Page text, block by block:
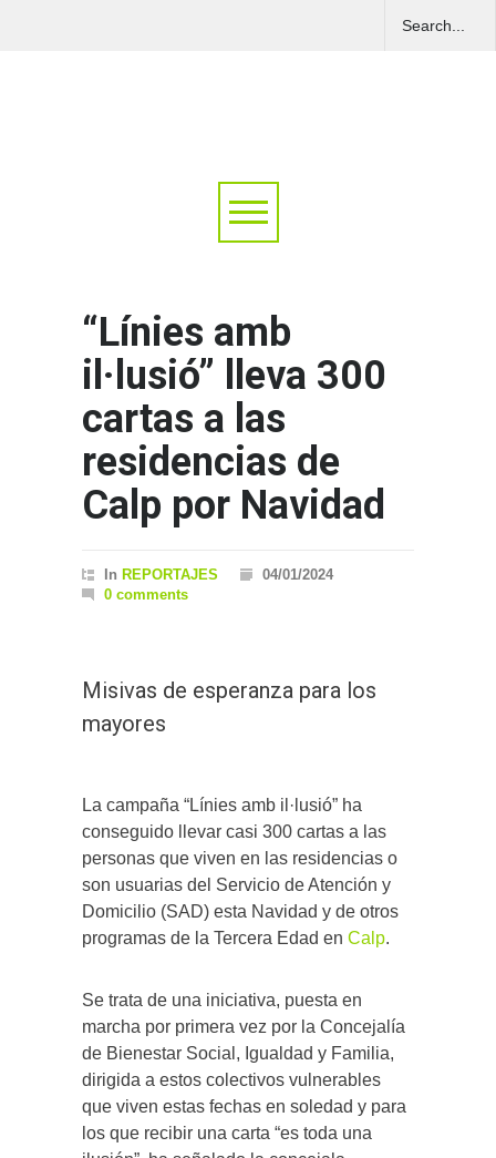
“Línies amb
il·lusió” lleva 300
cartas a las
residencias de
Calp por Navidad
In REPORTAJES
04/01/2024
0 comments
Misivas de esperanza para los
mayores
La campaña “Línies amb il·lusió” ha
conseguido llevar casi 300 cartas a las
personas que viven en las residencias o
son usuarias del Servicio de Atención y
Domicilio (SAD) esta Navidad y de otros
programas de la Tercera Edad en Calp.
Se trata de una iniciativa, puesta en
marcha por primera vez por la Concejalía
de Bienestar Social, Igualdad y Familia,
dirigida a estos colectivos vulnerables
que viven estas fechas en soledad y para
los que recibir una carta “es toda una